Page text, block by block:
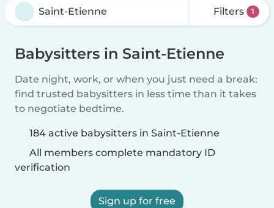
Filters 1
Babysitters in Saint-Etienne
Date night, work, or when you just need a break:
find trusted babysitters in less time than it takes
to negotiate bedtime.
184 active babysitters in Saint-Etienne
All members complete mandatory ID
verification
Sign up for free